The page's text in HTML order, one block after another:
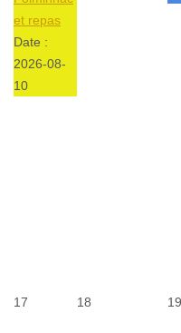
et repas
Date :
2026-08-
10
17 18 19